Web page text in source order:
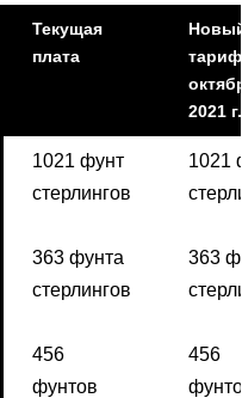
Текущая
плата
2021 г.
1021 фунт
стерлингов
1021
363 фунта
стерлингов
363
456
фунтов
456